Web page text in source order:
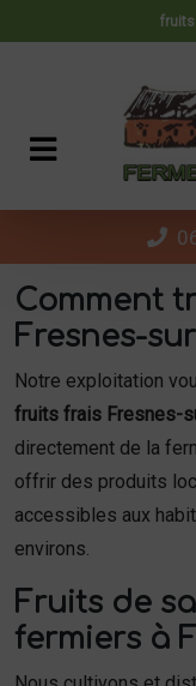
fruits
Comment
Fresnes-
Notre exploitation
fruits frais Fresnes-
directement de la
offrir des produits
accessibles aux
environs.
Fruits de
fermiers à
Panneau de gestion